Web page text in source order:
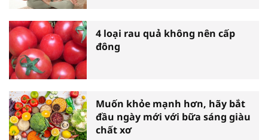
4 loại rau quả không nên cấp
đông
Muốn khỏe mạnh hơn, hãy bắt
đầu ngày mới với bữa sáng giàu
chất xơ